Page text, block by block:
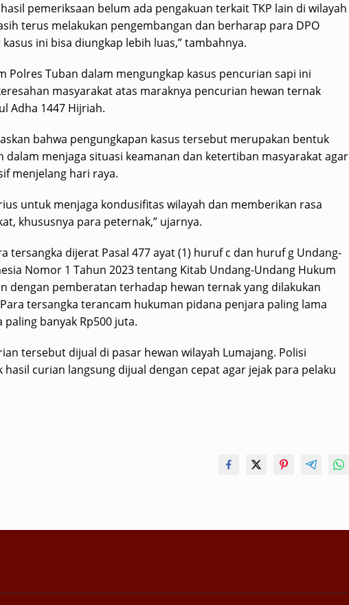
pemeriksaan belum ada pengakuan terkait TKP lain di wilayah
terus melakukan pengembangan dan berharap para DPO
ini bisa diungkap lebih luas,” tambahnya.
Polres Tuban dalam mengungkap kasus pencurian sapi ini
masyarakat atas maraknya pencurian hewan ternak
Adha 1447 Hijriah.
bahwa pengungkapan kasus tersebut merupakan bentuk
dalam menjaga situasi keamanan dan ketertiban masyarakat agar
menjelang hari raya.
untuk menjaga kondusifitas wilayah dan memberikan rasa
khususnya para peternak,” ujarnya.
tersangka dijerat Pasal 477 ayat (1) huruf c dan huruf g Undang-
Nomor 1 Tahun 2023 tentang Kitab Undang-Undang Hukum
dengan pemberatan terhadap hewan ternak yang dilakukan
tersangka terancam hukuman pidana penjara paling lama
banyak Rp500 juta.
tersebut dijual di pasar hewan wilayah Lumajang. Polisi
curian langsung dijual dengan cepat agar jejak para pelaku